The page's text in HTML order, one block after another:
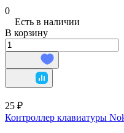
0
Есть в наличии
В корзину
25 ₽
Контроллер клавиатуры